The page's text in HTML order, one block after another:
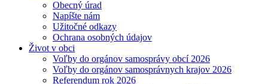
Obecný úrad
Napíšte nám
Užitočné odkazy
Ochrana osobných údajov
Život v obci
Voľby do orgánov samosprávy obcí 2026
Voľby do orgánov samosprávnych krajov 2026
Referendum rok 2026